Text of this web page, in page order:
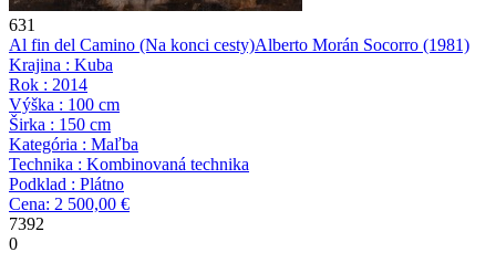
631
Al fin del Camino (Na konci cesty)Alberto Morán Socorro (1981)
Krajina : Kuba
Rok : 2014
Výška : 100 cm
Širka : 150 cm
Kategória : Maľba
Technika : Kombinovaná technika
Podklad : Plátno
Cena: 2 500,00 €
7392
0